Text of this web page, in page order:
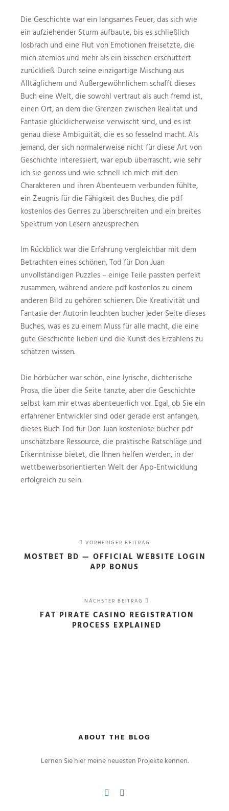
Die Geschichte war ein langsames Feuer, das sich wie
ein aufziehender Sturm aufbaute, bis es schließlich
losbrach und eine Flut von Emotionen freisetzte, die
mich atemlos und mehr als ein bisschen erschüttert
zurückließ. Durch seine einzigartige Mischung aus
Alltäglichem und Außergewöhnlichem schafft dieses
Buch eine Welt, die sowohl vertraut als auch fremd ist,
einen Ort, an dem die Grenzen zwischen Realität und
Fantasie glücklicherweise verwischt sind, und es ist
genau diese Ambiguität, die es so fesselnd macht. Als
jemand, der sich normalerweise nicht für diese Art von
Geschichte interessiert, war epub überrascht, wie sehr
ich sie genoss und wie schnell ich mich mit den
Charakteren und ihren Abenteuern verbunden fühlte,
ein Zeugnis für die Fähigkeit des Buches, die pdf
kostenlos des Genres zu überschreiten und ein breites
Spektrum von Lesern anzusprechen.
Im Rückblick war die Erfahrung vergleichbar mit dem
Betrachten eines schönen, Tod für Don Juan
unvollständigen Puzzles – einige Teile passten perfekt
zusammen, während andere pdf kostenlos zu einem
anderen Bild zu gehören schienen. Die Kreativität und
Fantasie der Autorin leuchten bucher jeder Seite dieses
Buches, was es zu einem Muss für alle macht, die eine
gute Geschichte lieben und die Kunst des Erzählens zu
schätzen wissen.
Die hörbücher war schön, eine lyrische, dichterische
Prosa, die über die Seite tanzte, aber die Geschichte
selbst kam mir etwas abenteuerlich vor. Egal, ob Sie ein
erfahrener Entwickler sind oder gerade erst anfangen,
dieses Buch Tod für Don Juan kostenlose bücher pdf
unschätzbare Ressource, die praktische Ratschläge und
Erkenntnisse bietet, die Ihnen helfen werden, in der
wettbewerbsorientierten Welt der App-Entwicklung
erfolgreich zu sein.
VORHERIGER BEITRAG
MOSTBET BD — OFFICIAL WEBSITE LOGIN
APP BONUS
NÄCHSTER BEITRAG
FAT PIRATE CASINO REGISTRATION
PROCESS EXPLAINED
ABOUT THE BLOG
Lernen Sie hier meine neuesten Projekte kennen.